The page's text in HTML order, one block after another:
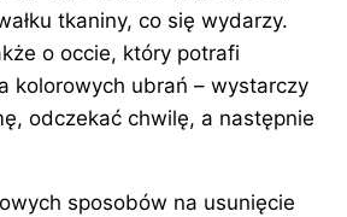
tkaniny, co się wydarzy.
o occie, który potrafi
kolorowych ubrań – wystarczy
odczekać chwilę, a następnie
sposobów na usunięcie